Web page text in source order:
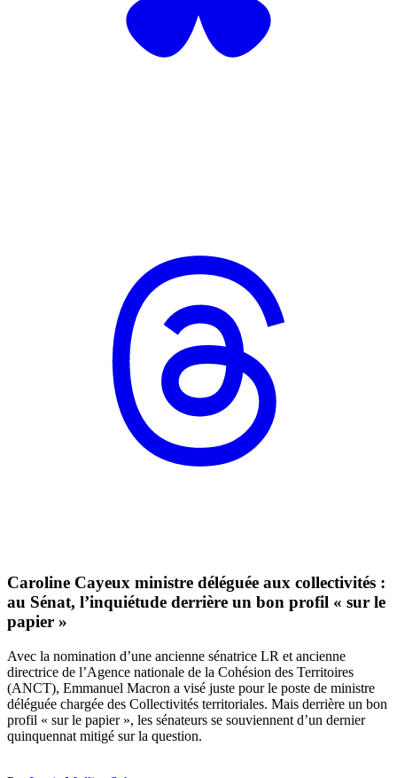
Caroline Cayeux ministre déléguée aux collectivités :
au Sénat, l’inquiétude derrière un bon profil « sur le
papier »
Avec la nomination d’une ancienne sénatrice LR et ancienne
directrice de l’Agence nationale de la Cohésion des Territoires
(ANCT), Emmanuel Macron a visé juste pour le poste de ministre
déléguée chargée des Collectivités territoriales. Mais derrière un bon
profil « sur le papier », les sénateurs se souviennent d’un dernier
quinquennat mitigé sur la question.